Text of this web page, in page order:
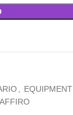
EQUIPMENT